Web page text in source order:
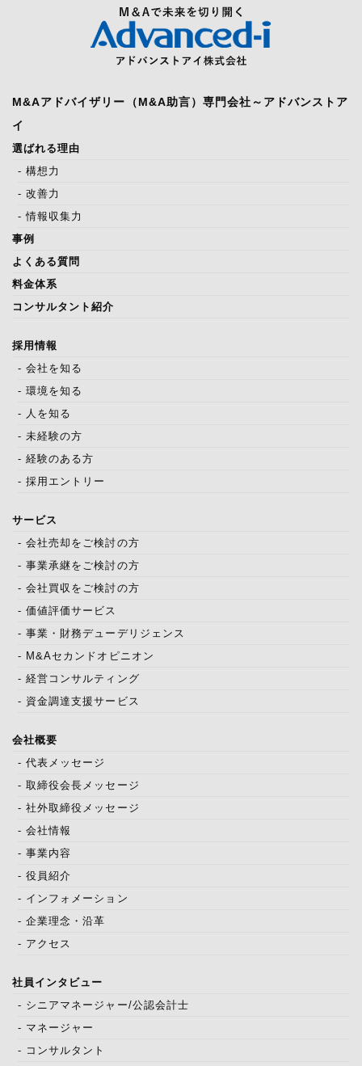
M&Aアドバイザリー（M&A助言）専門会社～アドバンストア
イ
選ばれる理由
- 構想力
- 改善力
- 情報収集力
事例
よくある質問
料金体系
コンサルタント紹介
採用情報
- 会社を知る
- 環境を知る
- 人を知る
- 未経験の方
- 経験のある方
- 採用エントリー
サービス
- 会社売却をご検討の方
- 事業承継をご検討の方
- 会社買収をご検討の方
- 価値評価サービス
- 事業・財務デューデリジェンス
- M&Aセカンドオピニオン
- 経営コンサルティング
- 資金調達支援サービス
会社概要
- 代表メッセージ
- 取締役会長メッセージ
- 社外取締役メッセージ
- 会社情報
- 事業内容
- 役員紹介
- インフォメーション
- 企業理念・沿革
- アクセス
社員インタビュー
- シニアマネージャー/公認会計士
- マネージャー
- コンサルタント